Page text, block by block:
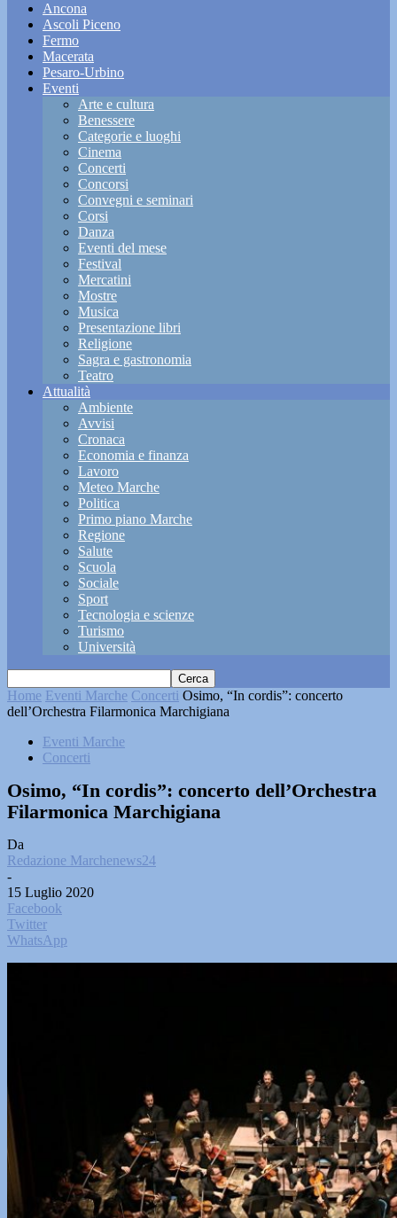
Ancona
Ascoli Piceno
Fermo
Macerata
Pesaro-Urbino
Eventi
Arte e cultura
Benessere
Categorie e luoghi
Cinema
Concerti
Concorsi
Convegni e seminari
Corsi
Danza
Eventi del mese
Festival
Mercatini
Mostre
Musica
Presentazione libri
Religione
Sagra e gastronomia
Teatro
Attualità
Ambiente
Avvisi
Cronaca
Economia e finanza
Lavoro
Meteo Marche
Politica
Primo piano Marche
Regione
Salute
Scuola
Sociale
Sport
Tecnologia e scienze
Turismo
Università
Home Eventi Marche Concerti Osimo, “In cordis”: concerto
dell’Orchestra Filarmonica Marchigiana
Eventi Marche
Concerti
Osimo, “In cordis”: concerto dell’Orchestra
Filarmonica Marchigiana
Da
Redazione Marchenews24
-
15 Luglio 2020
Facebook
Twitter
WhatsApp